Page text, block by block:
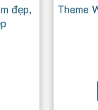
đẹp,
Theme